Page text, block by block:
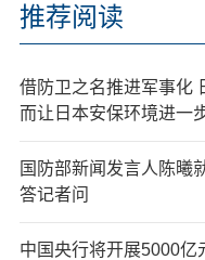
推荐阅读
借防卫之名推进军事化
而让日本安保环境进一
国防部新闻发言人陈曦
答记者问
中国央行将开展5000亿